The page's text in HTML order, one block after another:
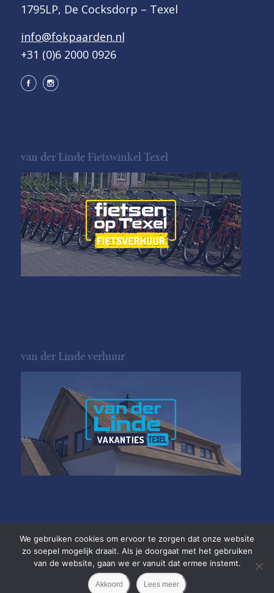
1795LP, De Cocksdorp – Texel
info@fokpaarden.nl
+31 (0)6 2000 0926
van der Linde Fietswinkel Texel
van der Linde verhuur
Copyright van der Linde Texel •
Privacyverklaring
• Website door
We gebruiken cookies om ervoor te zorgen dat onze website
zo soepel mogelijk draait. Als je doorgaat met het gebruiken
van de website, gaan we er vanuit dat ermee instemt.
Akkoord Lees meer